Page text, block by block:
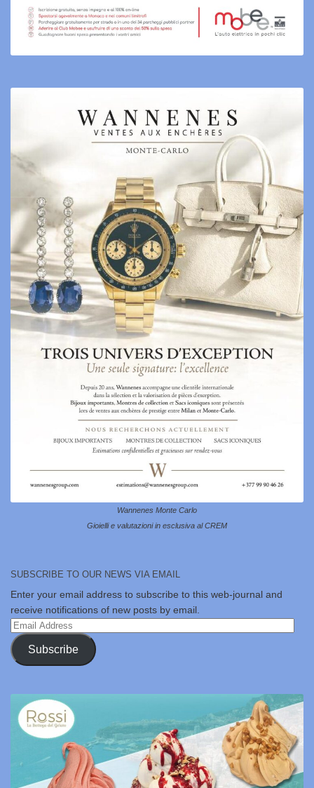
Wannenes Monte Carlo
Gioielli e valutazioni in esclusiva al CREM
SUBSCRIBE TO OUR NEWS VIA EMAIL
Enter your email address to subscribe to this web-journal and
receive notifications of new posts by email.
Email
Address
Subscribe